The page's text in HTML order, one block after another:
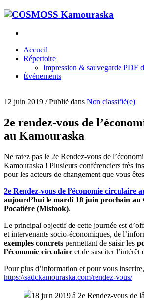
Accueil
Répertoire
Impression & sauvegarde PDF
Événements
12 juin 2019 /Publié dans Non classifié(e)
2e rendez-vous de
au Kamouraska
Ne ratez pas le 2e Rendez-vous de
Kamouraska ! Plusieurs conférenciers très
pour les acteurs de changement que vous
2e Rendez-vous de l’économie circulaire
aujourd’hui le mardi 18 juin prochain au
Pocatière (Mistook).
Le principal objectif de cette journée est
et intervenants socio-économiques, de
exemples concrets permettant de saisir les
l’économie circulaire et de susciter l’intérêt
Pour plus d’information et pour vous
https://sadckamouraska.com/rendez-vous/